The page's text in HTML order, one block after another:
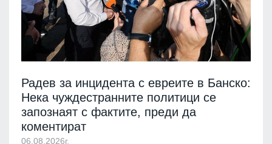
Радев за инцидента с евреите в Банско:
Нека чуждестранните политици се
запознаят с фактите, преди да
коментират
06.08.2026г.